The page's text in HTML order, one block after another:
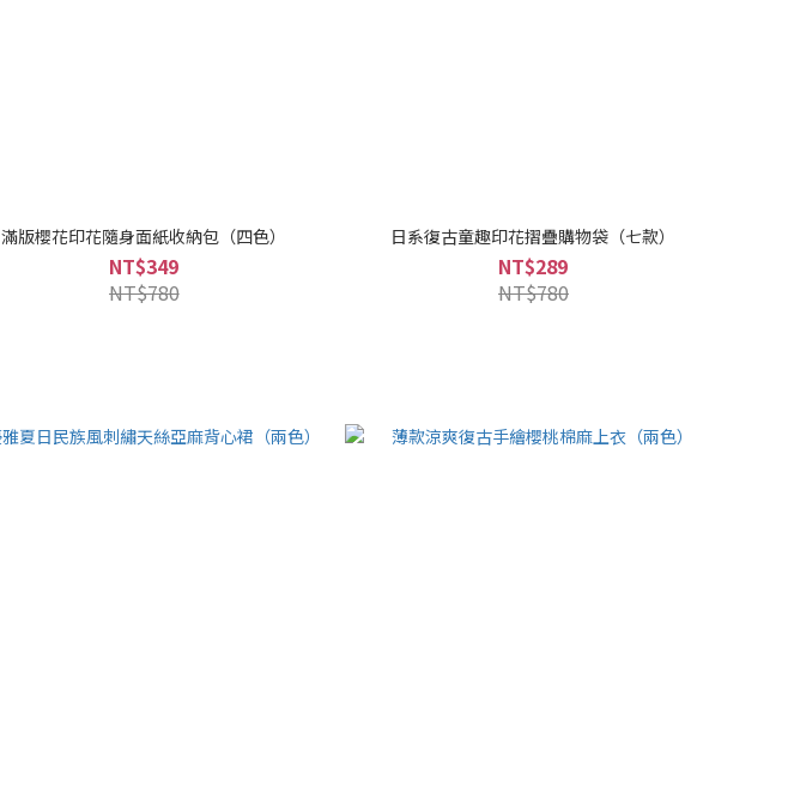
滿版櫻花印花隨身面紙收納包（四色）
NT$349
NT$780
日系復古童趣印花摺疊購物袋（七款）
NT$289
NT$780